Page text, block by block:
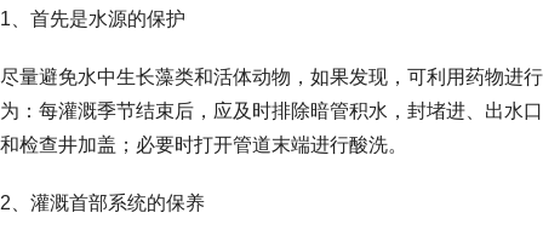
1、首先是水源的保护
尽量避免水中生长藻类和活体动物，如果发现，可利用药物进
为：每灌溉季节结束后，应及时排除暗管积水，封堵进、出水
和检查井加盖；必要时打开管道末端进行酸洗。
2、灌溉首部系统的保养